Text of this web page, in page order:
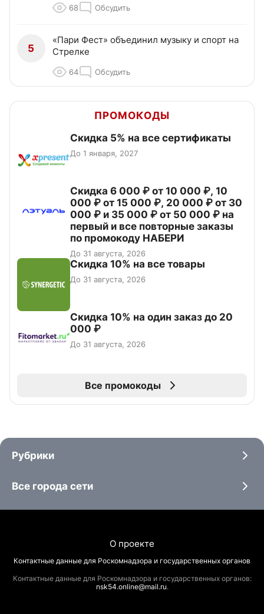
68 Обсудить
5
«Пари Фест» объединил музыку и спорт на
Стрелке
64 Обсудить
ПРОМОКОДЫ
Скидка 5% на все сертификаты
До 1 января, 2027
Скидка 6 000 ₽ от 10 000 ₽, 10
000 ₽ от 15 000 ₽, 20 000 ₽ от 30
000 ₽ и 35 000 ₽ от 50 000 ₽ на
первый и все повторные заказы
по промокоду НАБЕРИ
До 31 августа, 2026
Скидка 10% на все товары
До 31 августа, 2026
Скидка 10% на один заказ до 20
000 ₽
До 31 августа, 2026
Все промокоды
Рубрики
Все города сети
О проекте
Контактные данные для Роскомнадзора и государственных органов
Контактные данные для Роскомнадзора и государственных органов:
nsk54.online@mail.ru.